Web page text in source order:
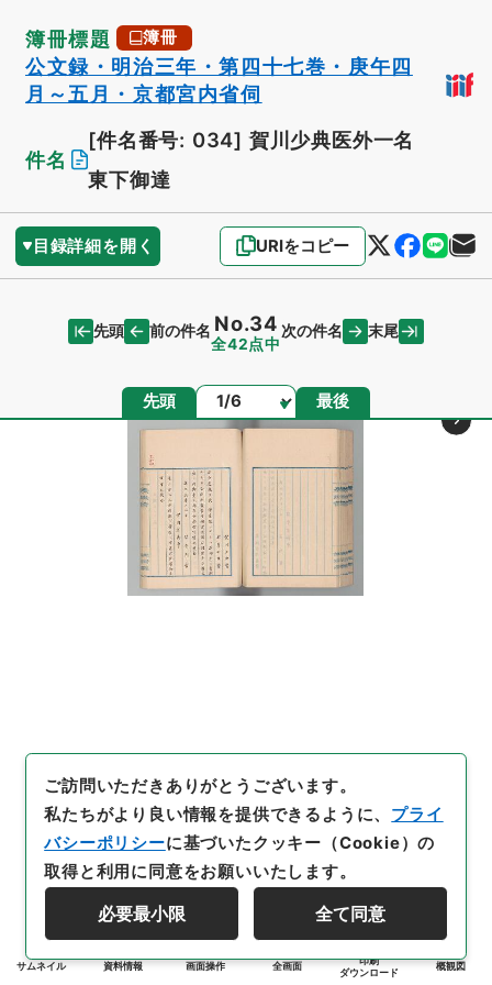
簿冊標題 簿冊
公文録・明治三年・第四十七巻・庚午四
月～五月・京都宮内省伺
件名
[件名番号: 034] 賀川少典医外一名
東下御達
目録詳細を開く URIをコピー
先頭 前の件名 No.34
全42点中
次の件名 末尾
先頭 ページ 最後
サムネイル 資料情報 画面操作 全画面
印刷
ダウンロード
概観図
ご訪問いただきありがとうございます。
私たちがより良い情報を提供できるように、 プライ
バシーポリシーに基づいたクッキー（Cookie）の
取得と利用に同意をお願いいたします。
必要最小限 全て同意